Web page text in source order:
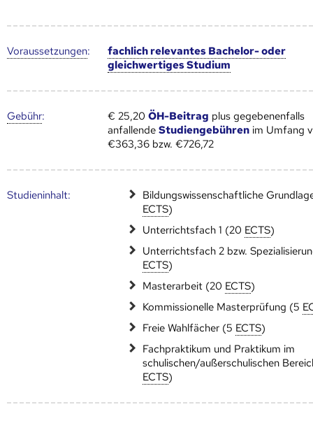
Voraus­setzungen:
fachlich relevantes Bachelor- oder
gleichwertiges Studium
Gebühr: € 25,20ÖH-Beitrag plus gegebenenfalls
anfallendeStudiengebühren im Umfang
€363,36 bzw. €726,72
Studien­inhalt:
Bildungswissenschaftliche
ECTS)
Unterrichtsfach 1 (20 ECTS)
Unterrichtsfach 2 bzw.
ECTS)
Masterarbeit (20 ECTS)
Kommissionelle Masterprüfung (5
Freie Wahlfächer (5 ECTS)
Fachpraktikum und Praktikum im
schulischen/außerschulischen
ECTS)